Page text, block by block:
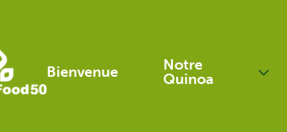
Bienvenue
Notre
Quinoa